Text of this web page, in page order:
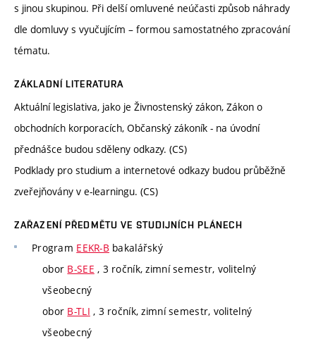
s jinou skupinou. Při delší omluvené neúčasti způsob náhrady
dle domluvy s vyučujícím – formou samostatného zpracování
tématu.
ZÁKLADNÍ LITERATURA
Aktuální legislativa, jako je Živnostenský zákon, Zákon o
obchodních korporacích, Občanský zákoník - na úvodní
přednášce budou sděleny odkazy. (CS)
Podklady pro studium a internetové odkazy budou průběžně
zveřejňovány v e-learningu. (CS)
ZAŘAZENÍ PŘEDMĚTU VE STUDIJNÍCH PLÁNECH
Program EEKR-B bakalářský
obor B-SEE , 3 ročník, zimní semestr, volitelný
všeobecný
obor B-TLI , 3 ročník, zimní semestr, volitelný
všeobecný